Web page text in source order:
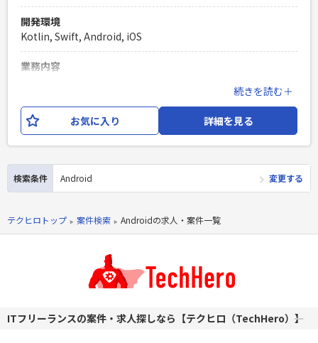
テクヒロトップ 案件検索 Androidの求人・案件一覧
開発環境
Kotlin, Swift, Android, iOS
業務内容
します。 今回の募集は、Androidエンジニアとなります。 担
当の工程は、基本設計～保守運用までとなり、システム保守
の一環のため、 長期での契約が見込まれます。
・ネイティブアプリの開発経験3年以上 ・Kotlinの開発経験が
2年以上
Laravelを用いた開発経験1年以上
エンジニア複数人のチームでの開発経験
続きを読む＋
お気に入り 詳細を見る
検索条件 Android 変更する
ITフリーランスの案件・求人探しなら【テクヒロ（TechHero）】